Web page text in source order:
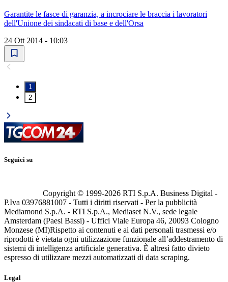
Garantite le fasce di garanzia, a incrociare le braccia i lavoratori
dell'Unione dei sindacati di base e dell'Orsa
24 Ott 2014 - 10:03
1
2
Seguici su
Copyright © 1999-2026 RTI S.p.A. Business Digital -
P.Iva 03976881007 - Tutti i diritti riservati - Per la pubblicità
Mediamond S.p.A. - RTI S.p.A., Mediaset N.V., sede legale
Amsterdam (Paesi Bassi) - Uffici Viale Europa 46, 20093 Cologno
Monzese (MI)Rispetto ai contenuti e ai dati personali trasmessi e/o
riprodotti è vietata ogni utilizzazione funzionale all’addestramento di
sistemi di intelligenza artificiale generativa. È altresì fatto divieto
espresso di utilizzare mezzi automatizzati di data scraping.
Legal